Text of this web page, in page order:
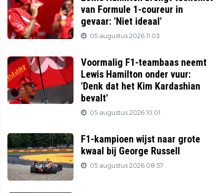
van Formule 1-coureur in
gevaar: 'Niet ideaal'
05 augustus 2026 11:03
Voormalig F1-teambaas neemt
Lewis Hamilton onder vuur:
'Denk dat het Kim Kardashian
bevalt'
05 augustus 2026 10:01
F1-kampioen wijst naar grote
kwaal bij George Russell
05 augustus 2026 08:57